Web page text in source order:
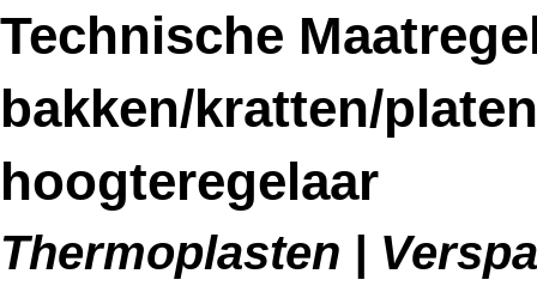
Technische
bakken/kratten/
hoogteregelaar
Thermoplasten |